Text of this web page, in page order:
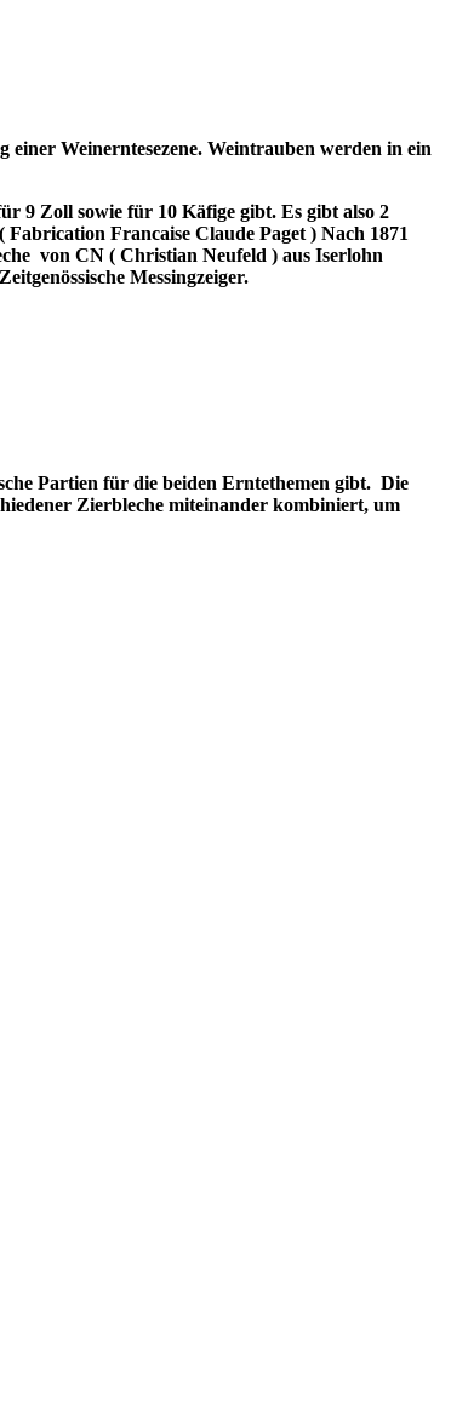
Weinerntesezene. Weintrauben werden in ein
9 Zoll sowie für 10 Käfige gibt. Es gibt also 2
Fabrication Francaise Claude Paget ) Nach 1871
von CN ( Christian Neufeld ) aus Iserlohn
Messingzeiger.
Partien für die beiden Erntethemen gibt. Die
Zierbleche miteinander kombiniert, um